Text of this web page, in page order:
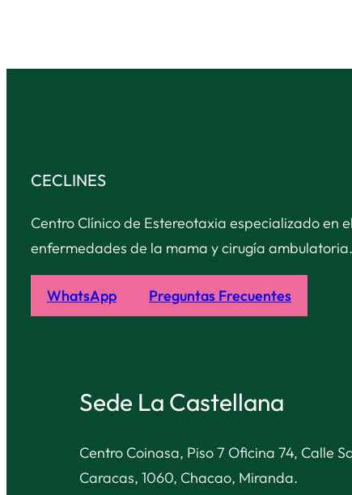
CECLINES
Centro Clínico de Estereotaxia especializado en
enfermedades de la mama y cirugía ambulatoria.
WhatsApp Preguntas Frecuentes
Sede La Castellana
Centro Coinasa, Piso 7 Oficina 74, Calle
Caracas, 1060, Chacao, Miranda.